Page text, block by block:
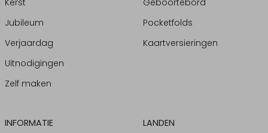
Jubileum
Verjaardag
Uitnodigingen
Zelf maken
Pocketfolds
Kaartversieringen
INFORMATIE
LANDEN